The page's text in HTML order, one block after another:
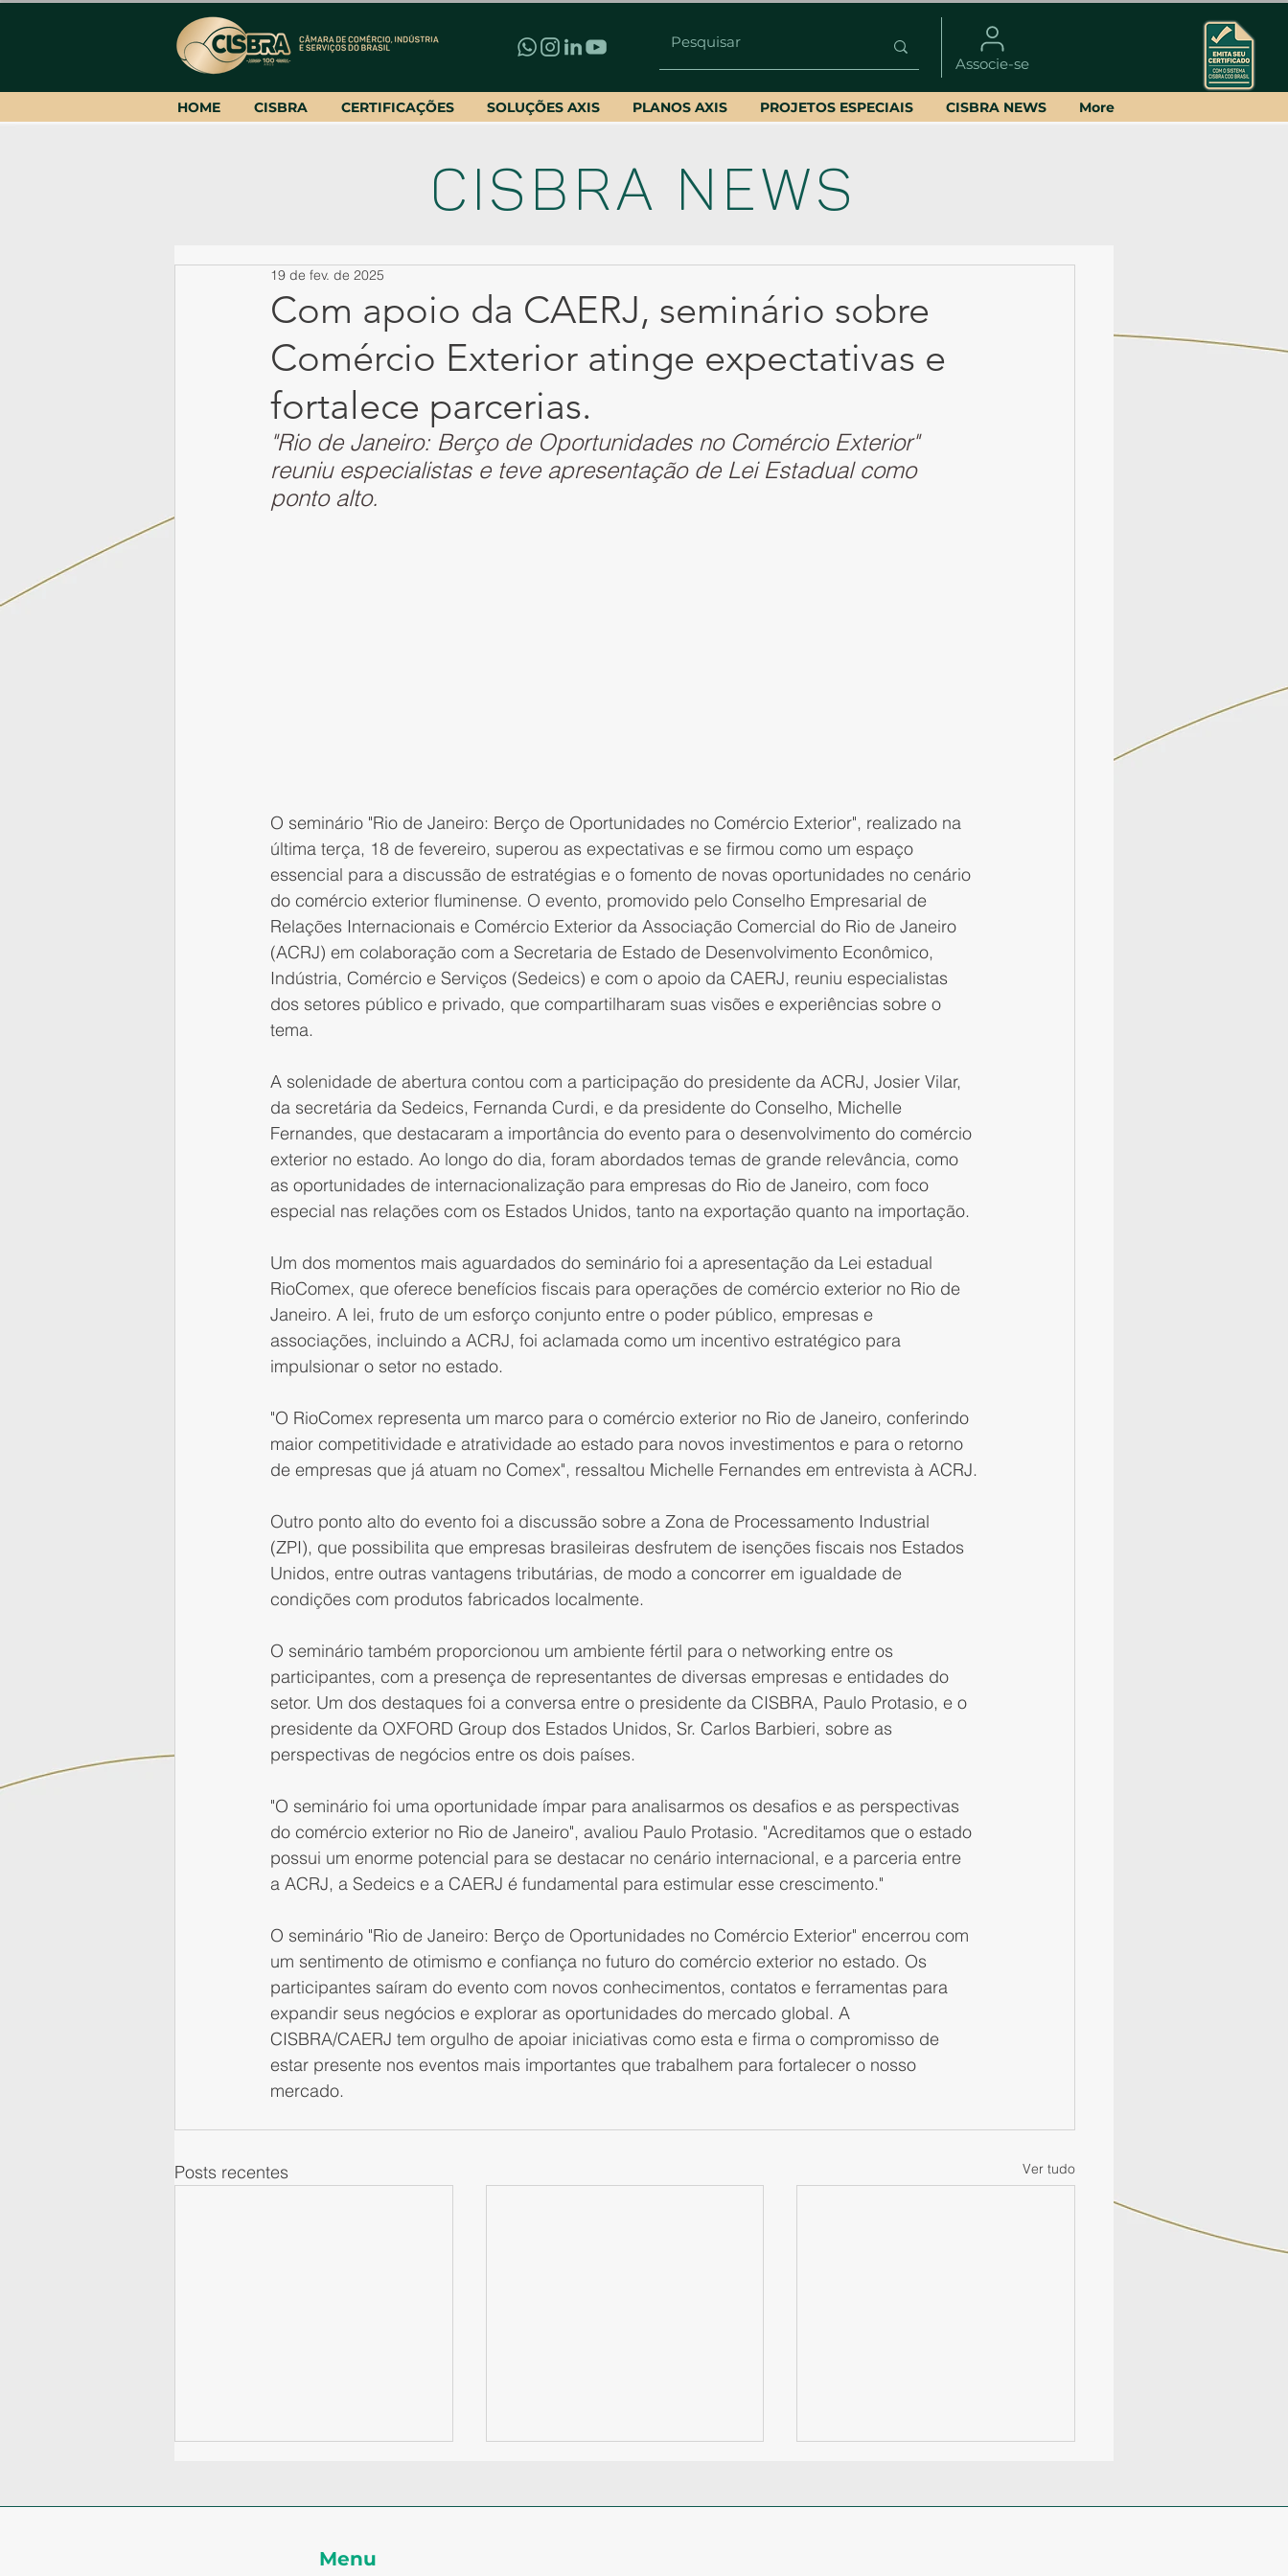
Associe-se
HOME CISBRA CERTIFICAÇÕES SOLUÇÕES AXIS PLANOS AXIS PROJETOS ESPECIAIS CISBRA NEWS More
CISBRA NEWS
Com apoio da CAERJ, seminário sobre
Comércio Exterior atinge expectativas e
fortalece parcerias.
19 de fev. de 2025
"Rio de Janeiro: Berço de Oportunidades no Comércio Exterior"
reuniu especialistas e teve apresentação de Lei Estadual como
ponto alto.
O seminário "Rio de Janeiro: Berço de Oportunidades no Comércio Exterior", realizado na
última terça, 18 de fevereiro, superou as expectativas e se firmou como um espaço
essencial para a discussão de estratégias e o fomento de novas oportunidades no cenário
do comércio exterior fluminense. O evento, promovido pelo Conselho Empresarial de
Relações Internacionais e Comércio Exterior da Associação Comercial do Rio de Janeiro
(ACRJ) em colaboração com a Secretaria de Estado de Desenvolvimento Econômico,
Indústria, Comércio e Serviços (Sedeics) e com o apoio da CAERJ, reuniu especialistas
dos setores público e privado, que compartilharam suas visões e experiências sobre o
tema.
A solenidade de abertura contou com a participação do presidente da ACRJ, Josier Vilar,
da secretária da Sedeics, Fernanda Curdi, e da presidente do Conselho, Michelle
Fernandes, que destacaram a importância do evento para o desenvolvimento do comércio
exterior no estado. Ao longo do dia, foram abordados temas de grande relevância, como
as oportunidades de internacionalização para empresas do Rio de Janeiro, com foco
especial nas relações com os Estados Unidos, tanto na exportação quanto na importação.
Um dos momentos mais aguardados do seminário foi a apresentação da Lei estadual
RioComex, que oferece benefícios fiscais para operações de comércio exterior no Rio de
Janeiro. A lei, fruto de um esforço conjunto entre o poder público, empresas e
associações, incluindo a ACRJ, foi aclamada como um incentivo estratégico para
impulsionar o setor no estado.
"O RioComex representa um marco para o comércio exterior no Rio de Janeiro, conferindo
maior competitividade e atratividade ao estado para novos investimentos e para o retorno
de empresas que já atuam no Comex", ressaltou Michelle Fernandes em entrevista à ACRJ.
Outro ponto alto do evento foi a discussão sobre a Zona de Processamento Industrial
(ZPI), que possibilita que empresas brasileiras desfrutem de isenções fiscais nos Estados
Unidos, entre outras vantagens tributárias, de modo a concorrer em igualdade de
condições com produtos fabricados localmente.
O seminário também proporcionou um ambiente fértil para o networking entre os
participantes, com a presença de representantes de diversas empresas e entidades do
setor. Um dos destaques foi a conversa entre o presidente da CISBRA, Paulo Protasio, e o
presidente da OXFORD Group dos Estados Unidos, Sr. Carlos Barbieri, sobre as
perspectivas de negócios entre os dois países.
"O seminário foi uma oportunidade ímpar para analisarmos os desafios e as perspectivas
do comércio exterior no Rio de Janeiro", avaliou Paulo Protasio. "Acreditamos que o estado
possui um enorme potencial para se destacar no cenário internacional, e a parceria entre
a ACRJ, a Sedeics e a CAERJ é fundamental para estimular esse crescimento."
O seminário "Rio de Janeiro: Berço de Oportunidades no Comércio Exterior" encerrou com
um sentimento de otimismo e confiança no futuro do comércio exterior no estado. Os
participantes saíram do evento com novos conhecimentos, contatos e ferramentas para
expandir seus negócios e explorar as oportunidades do mercado global. A
CISBRA/CAERJ tem orgulho de apoiar iniciativas como esta e firma o compromisso de
estar presente nos eventos mais importantes que trabalhem para fortalecer o nosso
mercado.
Posts recentes Ver tudo
Menu